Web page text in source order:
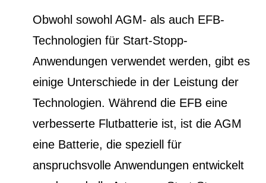
Obwohl sowohl AGM- als auch EFB-
Technologien für Start-Stopp-
Anwendungen verwendet werden, gibt es
einige Unterschiede in der Leistung der
Technologien. Während die EFB eine
verbesserte Flutbatterie ist, ist die AGM
eine Batterie, die speziell für
anspruchsvolle Anwendungen entwickelt